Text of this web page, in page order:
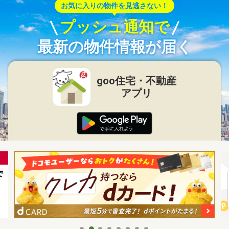
お気に入りの物件を見逃さない！
プッシュ通知で
最新の物件情報が届く
goo住宅・不動産
アプリ